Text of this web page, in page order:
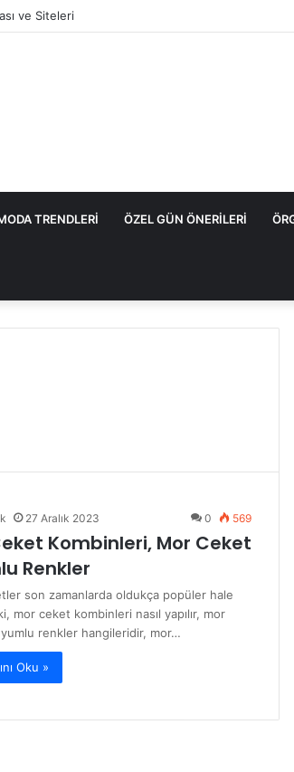
ve Siteleri
TRENDLERI ÖZEL GÜN ÖNERILERI
27 Aralık 2023 0 569
Kombinleri, Mor Ceket
Renkler
son zamanlarda oldukça popüler hale
mor ceket kombinleri nasıl yapılır, mor
renkler hangileridir, mor…
Oku »